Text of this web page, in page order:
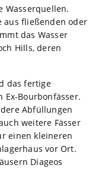
Wasserquellen.
aus fließenden oder
das Wasser
Hills, deren
das fertige
Ex-Bourbonfässer.
Abfüllungen
weitere Fässer
einen kleineren
vor Ort.
Diageos